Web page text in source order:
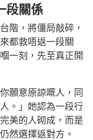
段關係
階，將僵局敲碎，
都救唔返一段關
一刻，先至真正開
願意原諒嘅人，同
。」她認為一段行
美的人砌成，而是
然選擇返對方。